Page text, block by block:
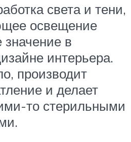
света и тени,
освещение
в
интерьера.
производит
и делает
то стерильными